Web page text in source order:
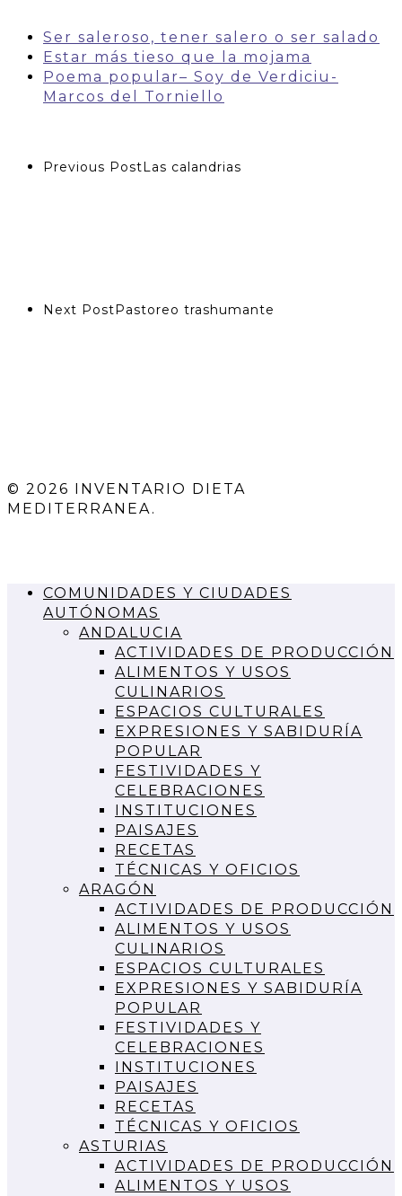
Ser saleroso, tener salero o ser salado
Estar más tieso que la mojama
Poema popular– Soy de Verdiciu-
Marcos del Torniello
Previous PostLas calandrias
Next PostPastoreo trashumante
© 2026 INVENTARIO DIETA
MEDITERRANEA.
COMUNIDADES Y CIUDADES
AUTÓNOMAS
ANDALUCIA
ACTIVIDADES DE PRODUCCIÓN
ALIMENTOS Y USOS
CULINARIOS
ESPACIOS CULTURALES
EXPRESIONES Y SABIDURÍA
POPULAR
FESTIVIDADES Y
CELEBRACIONES
INSTITUCIONES
PAISAJES
RECETAS
TÉCNICAS Y OFICIOS
ARAGÓN
ACTIVIDADES DE PRODUCCIÓN
ALIMENTOS Y USOS
CULINARIOS
ESPACIOS CULTURALES
EXPRESIONES Y SABIDURÍA
POPULAR
FESTIVIDADES Y
CELEBRACIONES
INSTITUCIONES
PAISAJES
RECETAS
TÉCNICAS Y OFICIOS
ASTURIAS
ACTIVIDADES DE PRODUCCIÓN
ALIMENTOS Y USOS